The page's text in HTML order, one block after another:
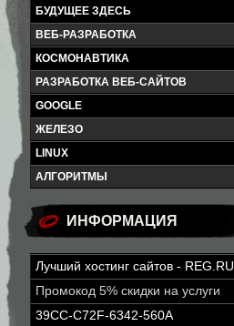
БУДУЩЕЕ ЗДЕСЬ
ВЕБ-РАЗРАБОТКА
КОСМОНАВТИКА
РАЗРАБОТКА ВЕБ-САЙТОВ
GOOGLE
ЖЕЛЕЗО
LINUX
АЛГОРИТМЫ
ИНФОРМАЦИЯ
Лучший хостинг сайтов - REG.RU
Промокод 5% скидки на услуги
39CC-C72F-6342-560A